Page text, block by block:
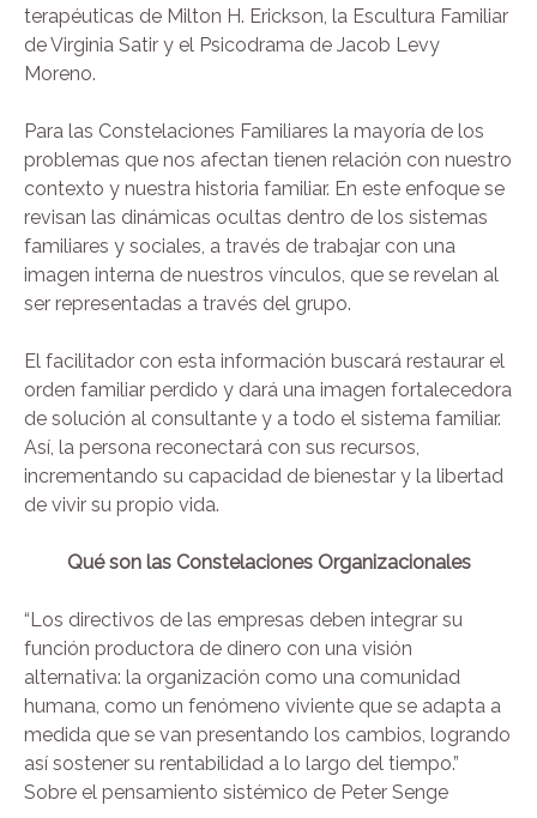
terapéuticas de Milton H. Erickson, la Escultura Familiar
de Virginia Satir y el Psicodrama de Jacob Levy
Moreno.
Para las Constelaciones Familiares la mayoría de los
problemas que nos afectan tienen relación con nuestro
contexto y nuestra historia familiar. En este enfoque se
revisan las dinámicas ocultas dentro de los sistemas
familiares y sociales, a través de trabajar con una
imagen interna de nuestros vínculos, que se revelan al
ser representadas a través del grupo.
El facilitador con esta información buscará restaurar el
orden familiar perdido y dará una imagen fortalecedora
de solución al consultante y a todo el sistema familiar.
Así, la persona reconectará con sus recursos,
incrementando su capacidad de bienestar y la libertad
de vivir su propio vida.
Qué son las Constelaciones Organizacionales
“Los directivos de las empresas deben integrar su
función productora de dinero con una visión
alternativa: la organización como una comunidad
humana, como un fenómeno viviente que se adapta a
medida que se van presentando los cambios, logrando
así sostener su rentabilidad a lo largo del tiempo.”
Sobre el pensamiento sistémico de Peter Senge